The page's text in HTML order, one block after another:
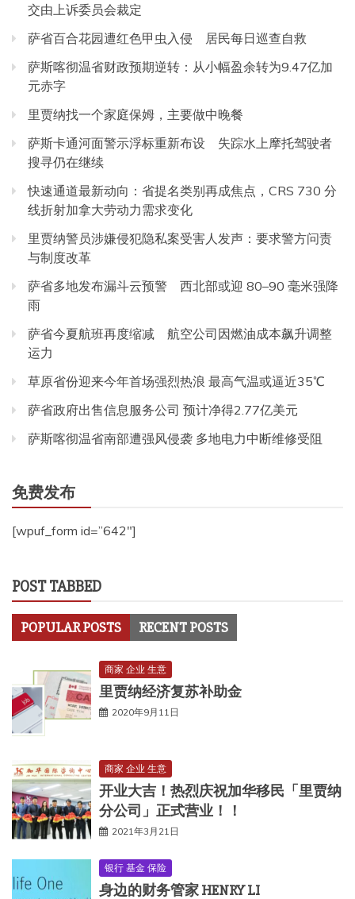
交由上诉委员会裁定
萨省百合花园遭红色甲虫入侵 居民每日巡查自救
萨斯喀彻温省财政预期逆转：从小幅盈余转为9.47亿加
元赤字
里贾纳找一个家庭保姆，主要做中晚餐
萨斯卡通河面警示浮标重新布设 失踪水上摩托驾驶者
搜寻仍在继续
快速通道最新动向：省提名类别再成焦点，CRS 730 分
线折射加拿大劳动力需求变化
里贾纳警员涉嫌侵犯隐私案受害人发声：要求警方问责
与制度改革
萨省多地发布漏斗云预警 西北部或迎 80–90 毫米强降
雨
萨省今夏航班再度缩减 航空公司因燃油成本飙升调整
运力
草原省份迎来今年首场强烈热浪 最高气温或逼近35℃
萨省政府出售信息服务公司 预计净得2.77亿美元
萨斯喀彻温省南部遭强风侵袭 多地电力中断维修受阻
免费发布
[wpuf_form id=”642″]
POST TABBED
POPULAR POSTS RECENT POSTS
商家 企业 生意
里贾纳经济复苏补助金
2020年9月11日
商家 企业 生意
开业大吉！热烈庆祝加华移民「里贾纳
分公司」正式营业！！
2021年3月21日
银行 基金 保险
身边的财务管家 HENRY LI